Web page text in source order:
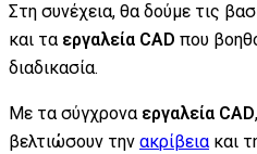
Στη συνέχεια, θα δούμε τις
και τα εργαλεία CAD που
διαδικασία.
Με τα σύγχρονα εργαλεία CAD
βελτιώσουν την ακρίβειακαι